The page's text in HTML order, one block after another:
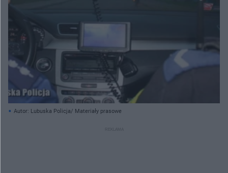
Autor: Lubuska Policja/ Materiały prasowe